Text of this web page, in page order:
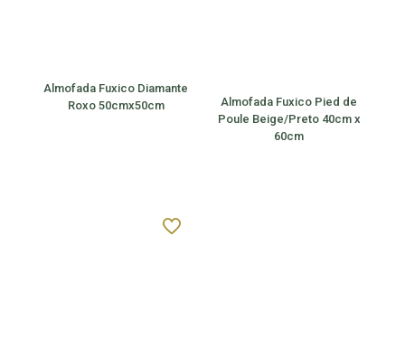
Almofada Fuxico Diamante
Roxo 50cmx50cm
Almofada Fuxico Pied de
Poule Beige/Preto 40cm x
60cm